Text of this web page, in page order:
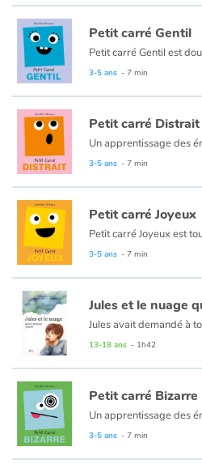
Petit carré Gentil
3-5 ans - 7 min
Petit carré Distrait
3-5 ans - 7 min
Petit carré Joyeux
3-5 ans - 7 min
13-18 ans - 1h42
Petit carré Bizarre
3-5 ans - 7 min